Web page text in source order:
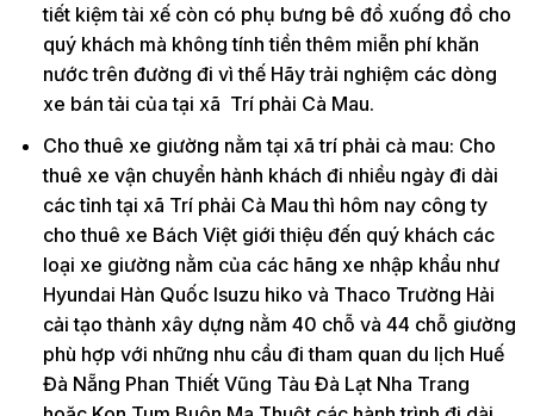
tiết kiệm tài xế còn có phụ bưng bê đồ xuống đồ cho
quý khách mà không tính tiền thêm miễn phí khăn
nước trên đường đi vì thế Hãy trải nghiệm các dòng
xe bán tải của tại xã Trí phải Cà Mau.
Cho thuê xe giường nằm tại xã trí phải cà mau: Cho
thuê xe vận chuyển hành khách đi nhiều ngày đi dài
các tỉnh tại xã Trí phải Cà Mau thì hôm nay công ty
cho thuê xe Bách Việt giới thiệu đến quý khách các
loại xe giường nằm của các hãng xe nhập khẩu như
Hyundai Hàn Quốc Isuzu hiko và Thaco Trường Hải
cải tạo thành xây dựng nằm 40 chỗ và 44 chỗ giường
phù hợp với những nhu cầu đi tham quan du lịch Huế
Đà Nẵng Phan Thiết Vũng Tàu Đà Lạt Nha Trang